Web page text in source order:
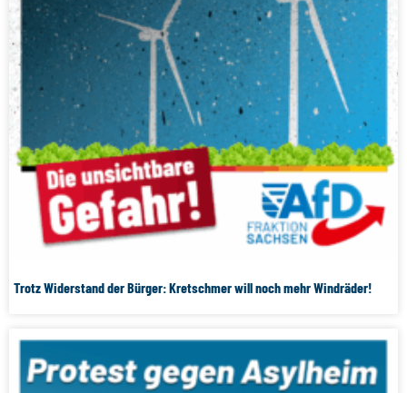
Trotz Widerstand der Bürger: Kretschmer will noch mehr Windräder!